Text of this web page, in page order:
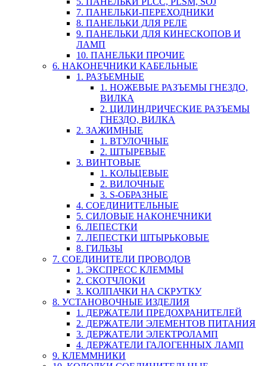
7. ПАНЕЛЬКИ-ПЕРЕХОДНИКИ
8. ПАНЕЛЬКИ ДЛЯ РЕЛЕ
9. ПАНЕЛЬКИ ДЛЯ КИНЕСКОПОВ И
ЛАМП
10. ПАНЕЛЬКИ ПРОЧИЕ
6. НАКОНЕЧНИКИ КАБЕЛЬНЫЕ
1. РАЗЪЕМНЫЕ
1. НОЖЕВЫЕ РАЗЪЕМЫ ГНЕЗДО,
ВИЛКА
2. ЦИЛИНДРИЧЕСКИЕ РАЗЪЕМЫ
ГНЕЗДО, ВИЛКА
2. ЗАЖИМНЫЕ
1. ВТУЛОЧНЫЕ
2. ШТЫРЕВЫЕ
3. ВИНТОВЫЕ
1. КОЛЬЦЕВЫЕ
2. ВИЛОЧНЫЕ
3. S-ОБРАЗНЫЕ
4. СОЕДИНИТЕЛЬНЫЕ
5. СИЛОВЫЕ НАКОНЕЧНИКИ
6. ЛЕПЕСТКИ
7. ЛЕПЕСТКИ ШТЫРЬКОВЫЕ
8. ГИЛЬЗЫ
7. СОЕДИНИТЕЛИ ПРОВОДОВ
1. ЭКСПРЕСС КЛЕММЫ
2. СКОТЧЛОКИ
3. КОЛПАЧКИ НА СКРУТКУ
8. УСТАНОВОЧНЫЕ ИЗДЕЛИЯ
1. ДЕРЖАТЕЛИ ПРЕДОХРАНИТЕЛЕЙ
2. ДЕРЖАТЕЛИ ЭЛЕМЕНТОВ ПИТАНИЯ
3. ДЕРЖАТЕЛИ ЭЛЕКТРОЛАМП
4. ДЕРЖАТЕЛИ ГАЛОГЕННЫХ ЛАМП
9. КЛЕММНИКИ